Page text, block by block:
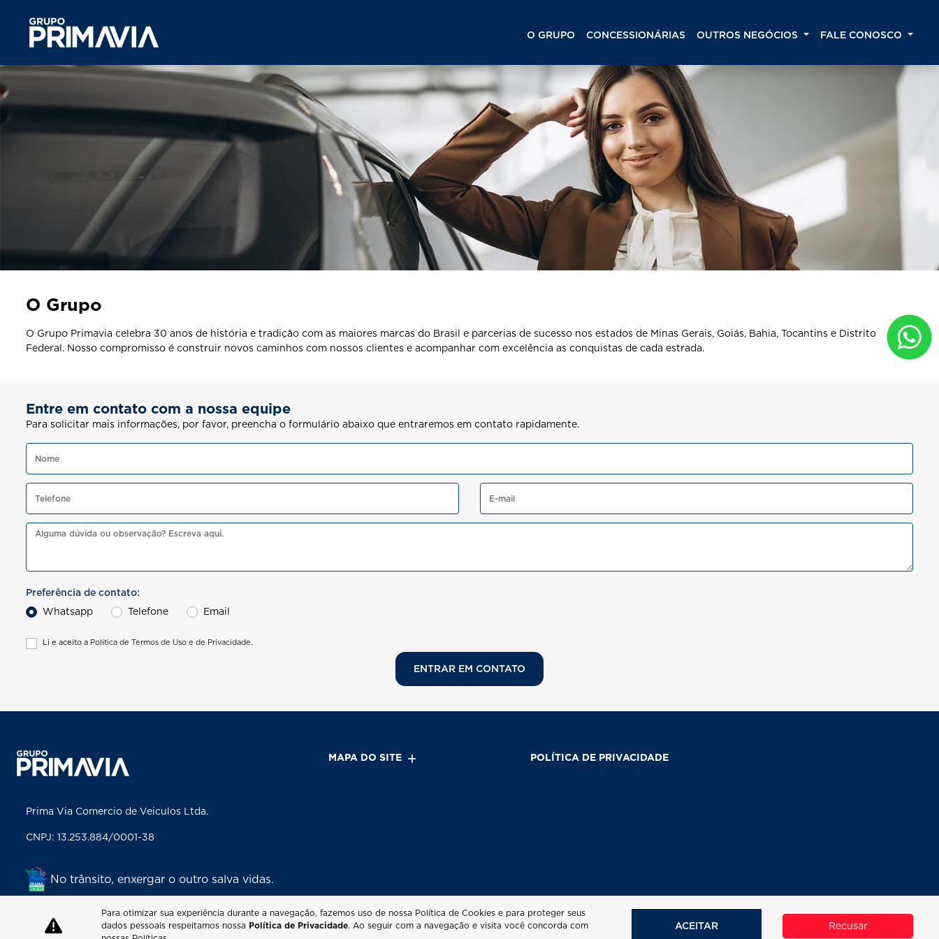
O GRUPO CONCESSIONÁRIAS OUTROS NEGÓCIOS FALE CONOSCO
O Grupo
O Grupo Primavia celebra 30 anos de história e tradição com as maiores marcas do Brasil e parcerias de sucesso nos estados de Minas Gerais, Goiás, Bahia, Tocantins e Distrito
Federal. Nosso compromisso é construir novos caminhos com nossos clientes e acompanhar com excelência as conquistas de cada estrada.
Entre em contato com a nossa equipe
Para solicitar mais informações, por favor, preencha o formulário abaixo que entraremos em contato rapidamente.
Preferência de contato:
Whatsapp
Telefone Email
Li e aceito a Política de Termos de Uso e de Privacidade.
ENTRAR EM CONTATO
MAPA DO SITE POLÍTICA DE PRIVACIDADE
Prima Via Comercio de Veiculos Ltda.
CNPJ: 13.253.884/0001-38
No trânsito, enxergar o outro salva vidas.
Para otimizar sua experiência durante a navegação, fazemos uso de nossa Política de Cookies e para proteger seus
dados pessoais respeitamos nossa Política de Privacidade. Ao seguir com a navegação e visita você concorda com
ACEITAR Recusar